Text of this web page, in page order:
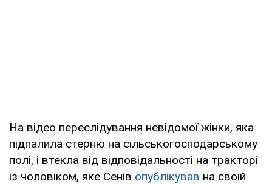
На відео переслідування невідомої жінки, яка
підпалила стерню на сільськогосподарському
полі, і втекла від відповідальності на тракторі
із чоловіком, яке Сенів опублікував на своїй